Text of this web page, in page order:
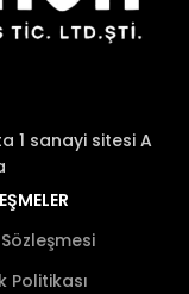
1 sanayi sitesi A
Sözleşmesi
Politikası